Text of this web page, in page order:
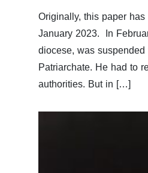
Originally, this paper
January 2023. In
diocese, was
Patriarchate. He had to
authorities. But in […]